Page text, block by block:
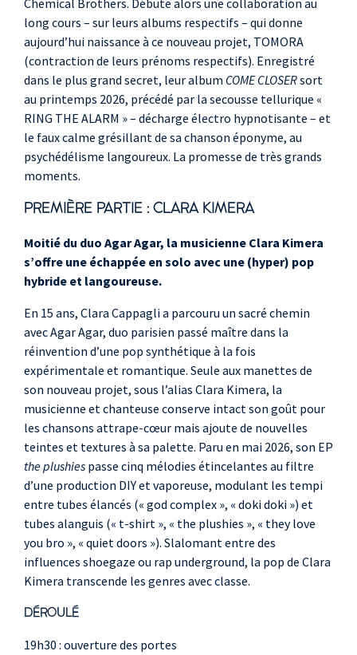
Chemical Brothers. Débute alors une collaboration au
long cours – sur leurs albums respectifs – qui donne
aujourd’hui naissance à ce nouveau projet, TOMORA
(contraction de leurs prénoms respectifs). Enregistré
dans le plus grand secret, leur album COME CLOSERsort
au printemps 2026, précédé par la secousse tellurique «
RING THE ALARM » – décharge électro hypnotisante – et
le faux calme grésillant de sa chanson éponyme, au
psychédélisme langoureux. La promesse de très grands
moments.
PREMIÈRE PARTIE : CLARA KIMERA
Moitié du duo Agar Agar, la musicienne Clara Kimera
s’offre une échappée en solo avec une (hyper) pop
hybride et langoureuse.
En 15 ans, Clara Cappagli a parcouru un sacré chemin
avec Agar Agar, duo parisien passé maître dans la
réinvention d’une pop synthétique à la fois
expérimentale et romantique. Seule aux manettes de
son nouveau projet, sous l’alias Clara Kimera, la
musicienne et chanteuse conserve intact son goût pour
les chansons attrape-cœur mais ajoute de nouvelles
teintes et textures à sa palette. Paru en mai 2026, son EP
the plushies passe cinq mélodies étincelantes au filtre
d’une production DIY et vaporeuse, modulant les tempi
entre tubes élancés (« god complex », « doki doki ») et
tubes alanguis (« t-shirt », « the plushies », « they love
you bro », « quiet doors »). Slalomant entre des
influences shoegaze ou rap underground, la pop de Clara
Kimera transcende les genres avec classe.
DÉROULÉ
19h30 : ouverture des portes